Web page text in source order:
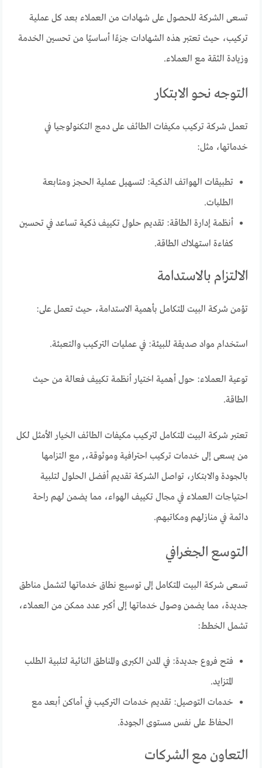
تسعى الشركة للحصول على شهادات من العملاء بعد كل عملية
تركيب، حيث تعتبر هذه الشهادات جزءًا أساسيًا من تحسين الخدمة
وزيادة الثقة مع العملاء.
التوجه نحو الابتكار
تعمل شركة تركيب مكيفات الطائف على دمج التكنولوجيا في
خدماتها، مثل:
تطبيقات الهواتف الذكية: لتسهيل عملية الحجز ومتابعة
الطلبات.
أنظمة إدارة الطاقة: تقديم حلول تكييف ذكية تساعد في تحسين
كفاءة استهلاك الطاقة.
الالتزام بالاستدامة
تؤمن شركة البيت المتكامل بأهمية الاستدامة، حيث تعمل على:
استخدام مواد صديقة للبيئة: في عمليات التركيب والتعبئة.
توعية العملاء: حول أهمية اختيار أنظمة تكييف فعالة من حيث
الطاقة.
تعتبر شركة البيت المتكامل لتركيب مكيفات الطائف الخيار الأمثل لكل
من يسعى إلى خدمات تركيب احترافية وموثوقة،, مع التزامها
بالجودة والابتكار، تواصل الشركة تقديم أفضل الحلول لتلبية
احتياجات العملاء في مجال تكييف الهواء، مما يضمن لهم راحة
دائمة في منازلهم ومكاتبهم.
التوسع الجغرافي
تسعى شركة البيت المتكامل إلى توسيع نطاق خدماتها لتشمل مناطق
جديدة، مما يضمن وصول خدماتها إلى أكبر عدد ممكن من العملاء،
تشمل الخطط:
فتح فروع جديدة: في المدن الكبرى والمناطق النائية لتلبية الطلب
المتزايد.
خدمات التوصيل: تقديم خدمات التركيب في أماكن أبعد مع
الحفاظ على نفس مستوى الجودة.
التعاون مع الشركات